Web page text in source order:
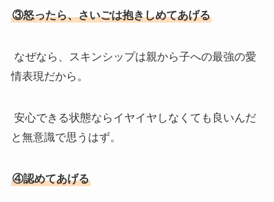
③怒ったら、さいごは抱きしめてあげる
なぜなら、スキンシップは親から子への最強の愛
情表現だから。
安心できる状態ならイヤイヤしなくても良いんだ
と無意識で思うはず。
④認めてあげる